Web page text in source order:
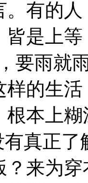
。有的
皆是上
要雨就
样的生
根本上
有真正
？来为